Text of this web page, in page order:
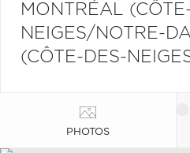
MONTRÉAL
NEIGES/NOTRE-
(CÔTE-DES-
PHOTOS